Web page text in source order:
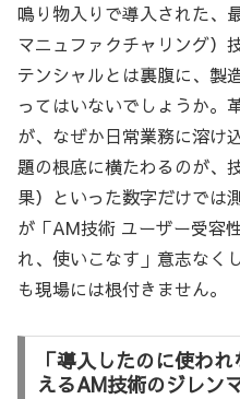
鳴り物入りで導入された、
マニュファクチャリング）
テンシャルとは裏腹に、製
ってはいないでしょうか。
が、なぜか日常業務に溶け
題の根底に横たわるのが、
果）といった数字だけでは
が「AM技術 ユーザー受容
れ、使いこなす」意志なく
も現場には根付きません。
「導入したのに使わ
えるAM技術のジレン